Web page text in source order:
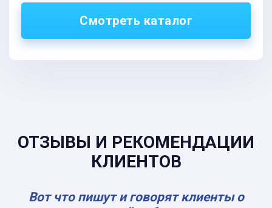
Смотреть каталог
ОТЗЫВЫ И РЕКОМЕНДАЦИИ
КЛИЕНТОВ
Вот что пишут и говорят клиенты о